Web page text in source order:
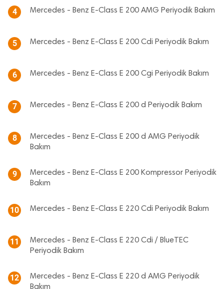
4 Mercedes - Benz E-Class E 200 AMG Periyodik Bakım
5 Mercedes - Benz E-Class E 200 Cdi Periyodik Bakım
6 Mercedes - Benz E-Class E 200 Cgi Periyodik Bakım
7 Mercedes - Benz E-Class E 200 d Periyodik Bakım
8
Mercedes - Benz E-Class E 200 d AMG Periyodik
Bakım
9
Mercedes - Benz E-Class E 200 Kompressor Periyodik
Bakım
10 Mercedes - Benz E-Class E 220 Cdi Periyodik Bakım
11
Mercedes - Benz E-Class E 220 Cdi / BlueTEC
Periyodik Bakım
12
Mercedes - Benz E-Class E 220 d AMG Periyodik
Bakım